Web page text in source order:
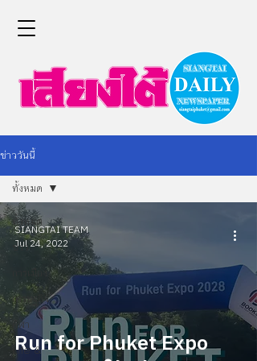
ข่าววันนี้
ทั้งหมด
ข่าว
เศรษฐกิจ
กีฬา
Life &
ทั้งหมด
Run for Phuket Expo
SIANGTAI TEAM
Jul 24, 2022